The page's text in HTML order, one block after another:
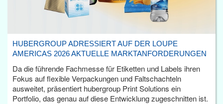
HUBERGROUP ADRESSIERT AUF DER LOUPE
AMERICAS 2026 AKTUELLE MARKTANFORDERUNGEN
Da die führende Fachmesse für Etiketten und Labels ihren
Fokus auf flexible Verpackungen und Faltschachteln
ausweitet, präsentiert hubergroup Print Solutions ein
Portfolio, das genau auf diese Entwicklung zugeschnitten ist.